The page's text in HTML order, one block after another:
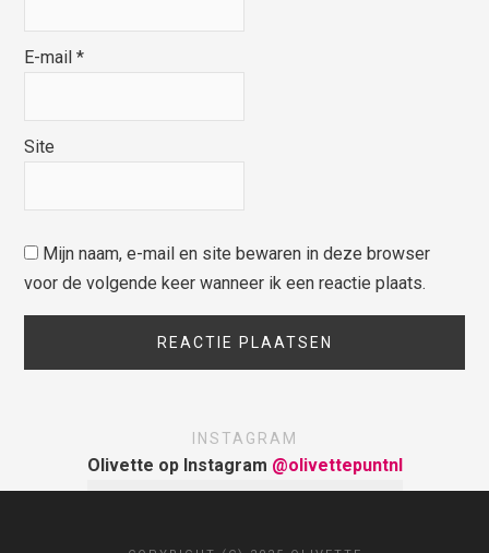
E-mail*
Site
Mijn naam, e-mail en site bewaren in deze browser
voor de volgende keer wanneer ik een reactie plaats.
INSTAGRAM
Olivette op Instagram @olivettepuntnl